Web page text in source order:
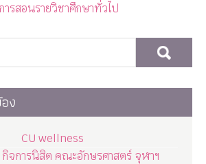
ารสอนรายวิชาศึกษาทั่วไป
ง
CU wellness
จการนิสิต คณะอักษรศาสตร์ จุฬาฯ